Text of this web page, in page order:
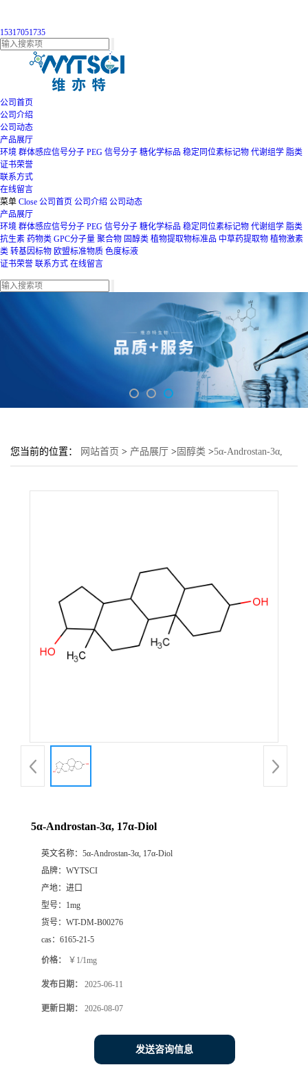
15317051735
公司首页
公司介绍
公司动态
产品展厅
环境 群体感应信号分子 PEG 信号分子 糖化学标品 稳定同位素标记物 代谢组学 脂类
证书荣誉
联系方式
在线留言
菜单 Close 公司首页 公司介绍 公司动态
产品展厅
环境 群体感应信号分子 PEG 信号分子 糖化学标品 稳定同位素标记物 代谢组学 脂类
抗生素 药物类 GPC分子量 聚合物 固醇类 植物提取物标准品 中草药提取物 植物激素
类 转基因标物 欧盟标准物质 色度标液
证书荣誉 联系方式 在线留言
您当前的位置： 网站首页 > 产品展厅 > 固醇类 >5α-Androstan-3α,
5α-Androstan-3α, 17α-Diol
英文名称： 5α-Androstan-3α, 17α-Diol
品牌： WYTSCI
产地： 进口
型号： 1mg
货号： WT-DM-B00276
cas： 6165-21-5
价格： ￥1/1mg
发布日期： 2025-06-11
更新日期： 2026-08-07
发送咨询信息